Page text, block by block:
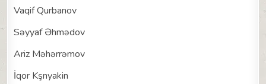
Vaqif Qurbanov
Səyyaf Əhmədov
Ariz Məhərrəmov
İqor Kşnyakin